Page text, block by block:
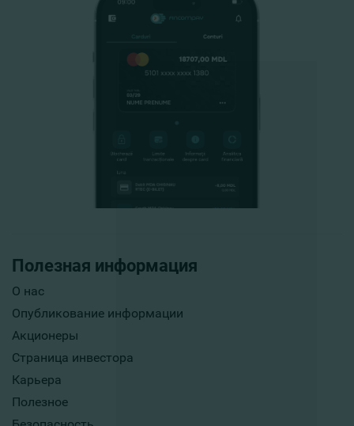
Полезная информация
О нас
Опубликование информации
Акционеры
Страница инвестора
Карьера
Полезное